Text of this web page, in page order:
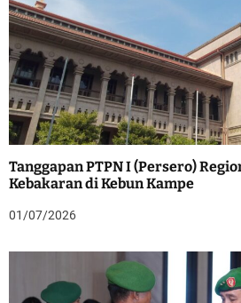
Tanggapan PTPN I (Persero)
Kebakaran di Kebun Kampe
01/07/2026